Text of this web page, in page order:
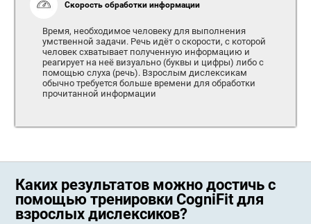
Скорость обработки информации
Время, необходимое человеку для выполнения
умственной задачи. Речь идёт о скорости, с которой
человек схватывает полученную информацию и
реагирует на неё визуально (буквы и цифры) либо с
помощью слуха (речь). Взрослым дислексикам
обычно требуется больше времени для обработки
прочитанной информации
Каких результатов можно достичь с
помощью тренировки CogniFit для
взрослых дислексиков?